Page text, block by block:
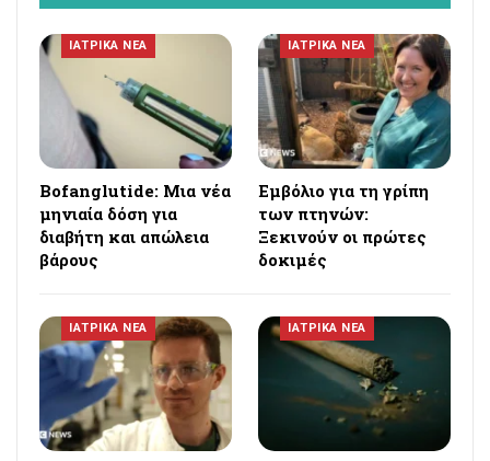
ΙΑΤΡΙΚΑ ΝΕΑ
Bofanglutide: Μια νέα
μηνιαία δόση για
διαβήτη και απώλεια
βάρους
ΙΑΤΡΙΚΑ ΝΕΑ
Εμβόλιο για τη γρίπη
των πτηνών:
Ξεκινούν οι πρώτες
δοκιμές
ΙΑΤΡΙΚΑ ΝΕΑ ΙΑΤΡΙΚΑ ΝΕΑ